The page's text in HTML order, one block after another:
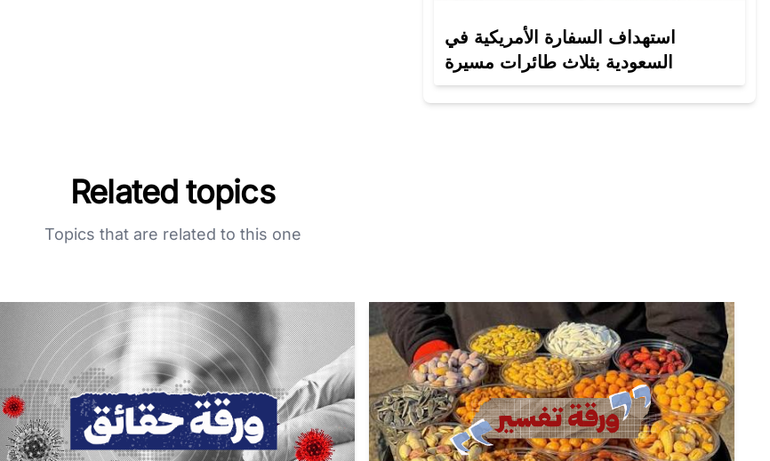
استهداف السفارة الأمريكية في
السعودية بثلاث طائرات مسيرة
Related topics
Topics that are related to this one